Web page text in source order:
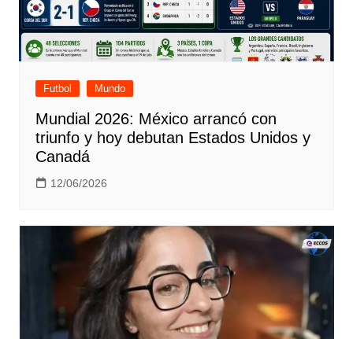
Futbol Mundo
Mundial 2026: México arrancó con
triunfo y hoy debutan Estados Unidos y
Canadá
12/06/2026